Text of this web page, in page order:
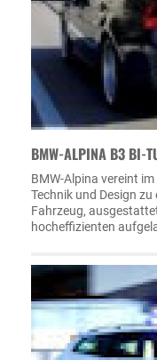
BMW-ALPINA B3 BI-
BMW-Alpina vereint
Technik und Design
Fahrzeug,
hocheffizienten